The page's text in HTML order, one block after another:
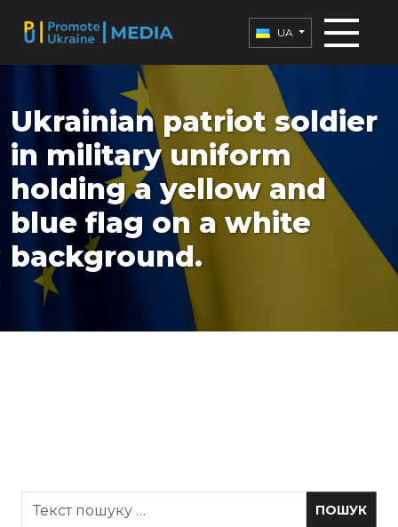
UA
Ukrainian patriot soldier
in military uniform
holding a yellow and
blue flag on a white
background.